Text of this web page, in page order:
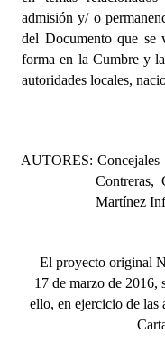
admisión y/ o
del Documento que se
forma en la Cumbre y
autoridades locales,
AUTORES:
Contreras,
Martínez
El proyecto original
17 de marzo de 2016,
ello, en ejercicio de las